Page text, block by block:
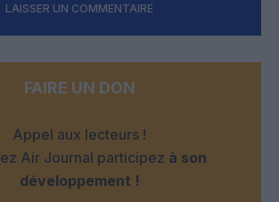
LAISSER UN COMMENTAIRE
FAIRE UN DON
Appel aux lecteurs !
Air Journal participez à son
développement !